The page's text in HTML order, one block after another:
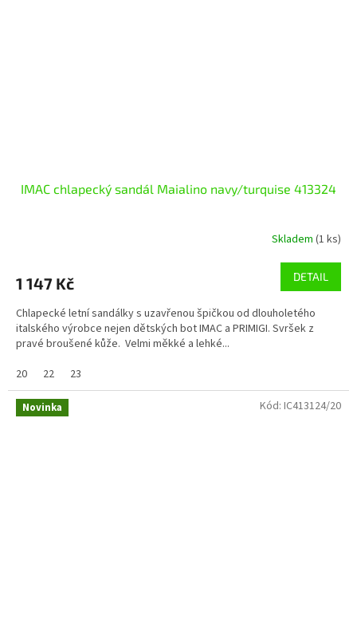
IMAC chlapecký sandál Maialino navy/turquise 413324
Skladem (1 ks)
1 147 Kč DETAIL
Chlapecké letní sandálky s uzavřenou špičkou od dlouholetého
italského výrobce nejen dětských bot IMAC a PRIMIGI. Svršek z
pravé broušené kůže. Velmi měkké a lehké...
20
22 23
Novinka Kód: IC413124/20